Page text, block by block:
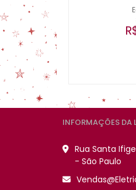
INFORMAÇÕES DA
Rua Santa
- São Paulo